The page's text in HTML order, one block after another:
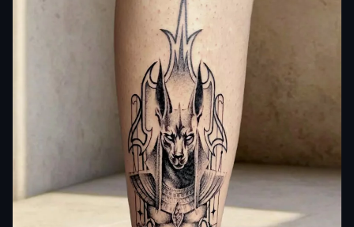
Teschio + falce: accettazione consapevole
della morte come parte della vita.
Ma ci sono altre rappresentazioni nel death tattoo che
meritano attenzione e possono dare spunti di
Santa Muerte: si tratta di una figura popolare in
Messico e nel Sud America, è la personificazione
della morte rappresentata come una donna